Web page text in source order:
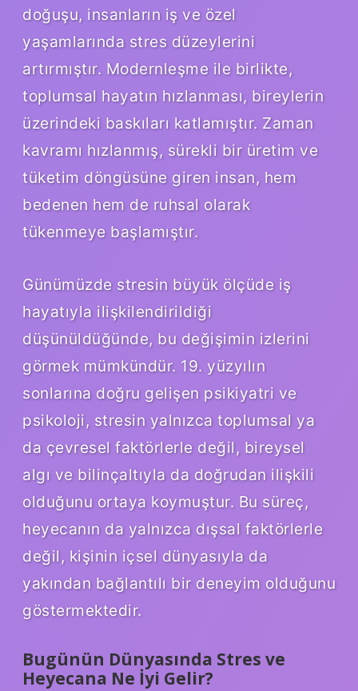
doğuşu, insanların iş ve özel
yaşamlarında stres düzeylerini
artırmıştır. Modernleşme ile birlikte,
toplumsal hayatın hızlanması, bireylerin
üzerindeki baskıları katlamıştır. Zaman
kavramı hızlanmış, sürekli bir üretim ve
tüketim döngüsüne giren insan, hem
bedenen hem de ruhsal olarak
tükenmeye başlamıştır.
Günümüzde stresin büyük ölçüde iş
hayatıyla ilişkilendirildiği
düşünüldüğünde, bu değişimin izlerini
görmek mümkündür. 19. yüzyılın
sonlarına doğru gelişen psikiyatri ve
psikoloji, stresin yalnızca toplumsal ya
da çevresel faktörlerle değil, bireysel
algı ve bilinçaltıyla da doğrudan ilişkili
olduğunu ortaya koymuştur. Bu süreç,
heyecanın da yalnızca dışsal faktörlerle
değil, kişinin içsel dünyasıyla da
yakından bağlantılı bir deneyim olduğunu
göstermektedir.
Bugünün Dünyasında Stres ve
Heyecana Ne İyi Gelir?